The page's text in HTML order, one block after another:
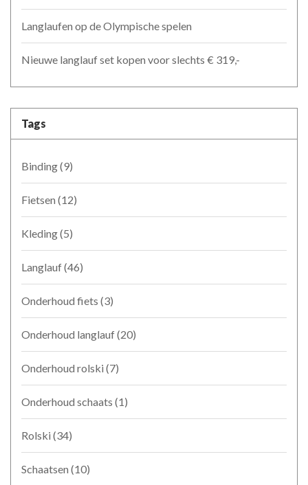
Langlaufen op de Olympische spelen
Nieuwe langlauf set kopen voor slechts € 319,-
Tags
Binding(9)
Fietsen (12)
Kleding(5)
Langlauf(46)
Onderhoud fiets (3)
Onderhoud langlauf(20)
Onderhoud rolski (7)
Onderhoud schaats (1)
Rolski (34)
Schaatsen (10)